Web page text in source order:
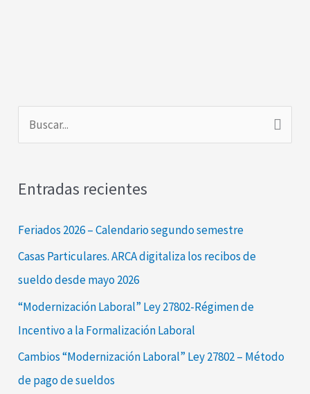
c
a
Entradas recientes
Feriados 2026 – Calendario segundo semestre
Casas Particulares. ARCA digitaliza los recibos de
sueldo desde mayo 2026
“Modernización Laboral” Ley 27802-Régimen de
Incentivo a la Formalización Laboral
Cambios “Modernización Laboral” Ley 27802 – Método
de pago de sueldos